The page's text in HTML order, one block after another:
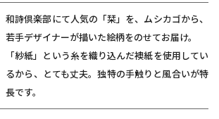
和詩倶楽部にて人気の「栞」を、ムシカゴから、
若手デザイナーが描いた絵柄をのせてお届け。
「紗紙」という糸を織り込んだ襖紙を使用してい
るから、とても丈夫。独特の手触りと風合いが特
長です。